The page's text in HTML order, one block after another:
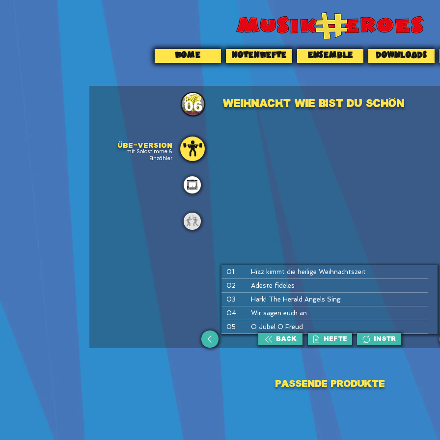
HOME NOTENHEFTE ENSEMBLE DOWNLOADS
06 Weihnacht wie bist du schön
Übe-version
mit Solostimme &
Einzähler
01
Hiaz kimmt die heilige Weihnachtszeit
02
Adeste fideles
03
Hark! The Herald Angels Sing
04
Wir sagen euch an
05
O Jubel O Freud
Weihnacht wie bist du schön
BACK HEFTE INSTR
Passende Produkte